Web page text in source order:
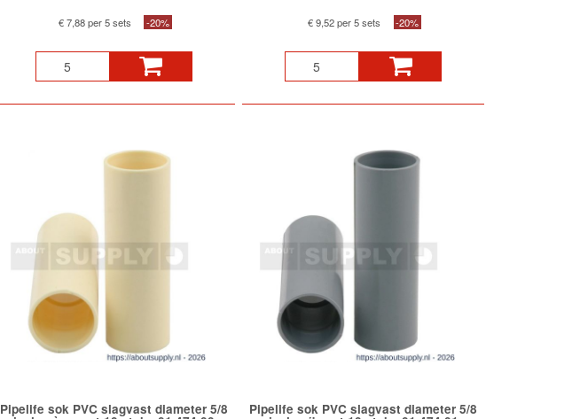
€ 7,88 per 5 sets -20% € 9,52 per 5 sets -20%
Pipelife sok PVC slagvast diameter 5/8 Pipelife sok PVC slagvast diameter 5/8